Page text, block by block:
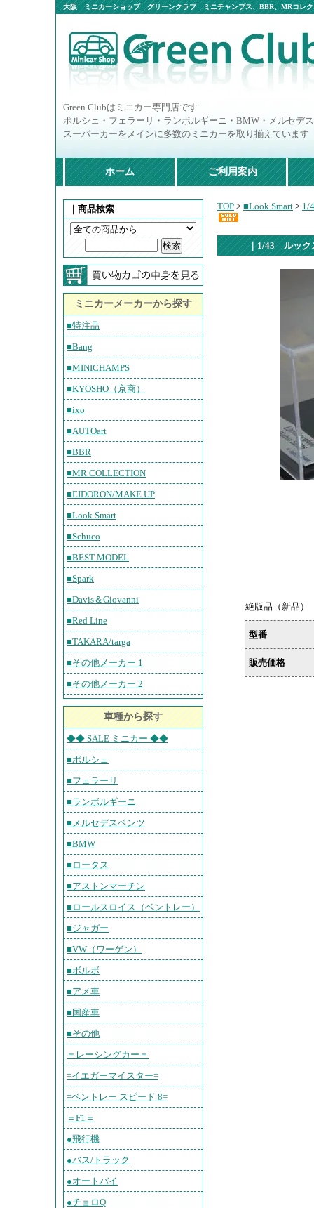
大阪 ミニカーショップ グリーンクラブ ミニチャンプス、BBR、MRコレ
Green Clubはミニカー専門店です
ポルシェ・フェラーリ・ランボルギーニ・BMW・メルセデ
スーパーカーをメインに多数のミニカーを取り揃えています
ホーム ご利用案内
｜商品検索
ミニカーメーカーから探す
■特注品
■Bang
■MINICHAMPS
■KYOSHO（京商）
■ixo
■AUTOart
■BBR
■MR COLLECTION
■EIDORON/MAKE UP
■Look Smart
■Schuco
■BEST MODEL
■Spark
■Davis＆Giovanni
■Red Line
■TAKARA/targa
■その他メーカー 1
■その他メーカー 2
車種から探す
◆◆ SALE ミニカー ◆◆
■ポルシェ
■フェラーリ
■ランボルギーニ
■メルセデスベンツ
■BMW
■ロータス
■アストンマーチン
■ロールスロイス（ベントレー）
■ジャガー
■VW（ワーゲン）
■ボルボ
■アメ車
■国産車
■その他
＝レーシングカー＝
=イエガーマイスター=
=ベントレー スピード 8=
＝F1＝
●飛行機
●バス/トラック
●オートバイ
●チョロQ
TOP > ■Look Smart > 1/
｜1/43 ルック
絶版品（新品）
型番
販売価格